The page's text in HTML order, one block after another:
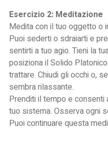
Esercizio 2: Meditazione
Medita con il tuo oggetto o
Puoi sederti o sdraiarti e
sentirti a tuo agio. Tieni la
posiziona il Solido
trattare. Chiudi gli occhi o,
sembra rilassante.
Prenditi il ​​tempo e consenti
tuo sistema. Osserva ogni
Puoi continuare questa